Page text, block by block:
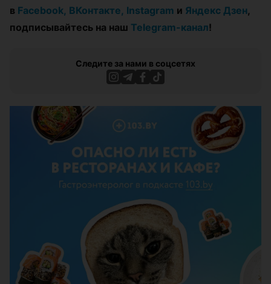
в Facebook, ВКонтакте, Instagram и Яндекс Дзен,
подписывайтесь на наш Telegram-канал!
Следите за нами в соцсетях